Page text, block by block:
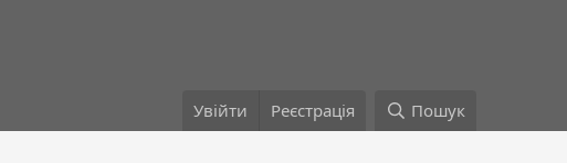
Увійти Реєстрація Пошук